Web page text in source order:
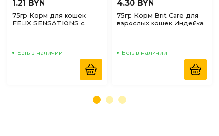
1.21 BYN
75гр Корм для кошек
FELIX SENSATIONS с
Есть в наличии
4.30 BYN
75гр Корм Brit Care для
взрослых кошек Индейка
Есть в наличии